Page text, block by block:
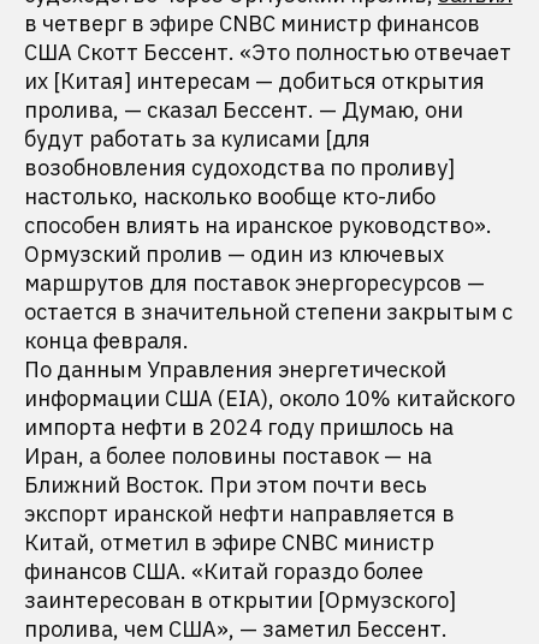
в четверг в эфире CNBC министр финансов
США Скотт Бессент. «Это полностью отвечает
их [Китая] интересам — добиться открытия
пролива, — сказал Бессент. — Думаю, они
будут работать за кулисами [для
возобновления судоходства по проливу]
настолько, насколько вообще кто-либо
способен влиять на иранское руководство».
Ормузский пролив — один из ключевых
маршрутов для поставок энергоресурсов —
остается в значительной степени закрытым с
конца февраля.
По данным Управления энергетической
информации США (EIA), около 10% китайского
импорта нефти в 2024 году пришлось на
Иран, а более половины поставок — на
Ближний Восток. При этом почти весь
экспорт иранской нефти направляется в
Китай, отметил в эфире CNBC министр
финансов США. «Китай гораздо более
заинтересован в открытии [Ормузского]
пролива, чем США», — заметил Бессент.